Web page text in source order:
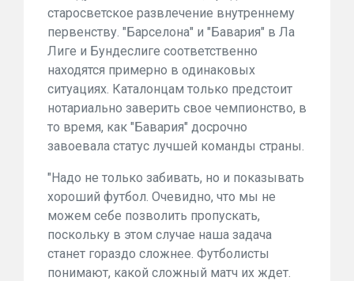
старосветское развлечение внутреннему
первенству. "Барселона" и "Бавария" в Ла
Лиге и Бундеслиге соответственно
находятся примерно в одинаковых
ситуациях. Каталонцам только предстоит
нотариально заверить свое чемпионство, в
то время, как "Бавария" досрочно
завоевала статус лучшей команды страны.
"Надо не только забивать, но и показывать
хороший футбол. Очевидно, что мы не
можем себе позволить пропускать,
поскольку в этом случае наша задача
станет гораздо сложнее. Футболисты
понимают, какой сложный матч их ждет.